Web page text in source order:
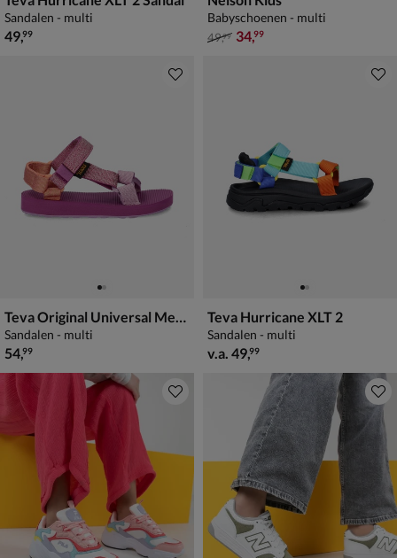
Sandalen - multi
€ 49,99
49,99
Babyschoenen - multi
van € 49,99 voor € 34,99
49,99 34,99
Teva Original Universal Metallic
Sandalen - multi
€ 54,99
54,99
Teva Hurricane XLT 2
Sandalen - multi
vanaf € 49,99
v.a. 49,99